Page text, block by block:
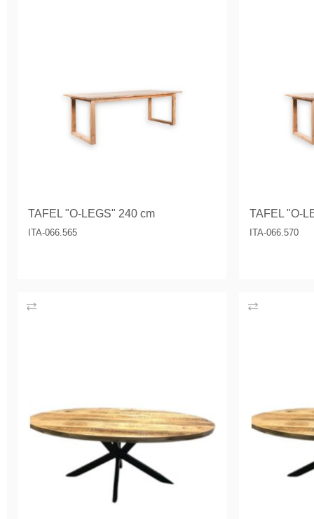
TAFEL "O-LEGS" 240 cm
ITA-066.565
TAFEL "O-
ITA-066.570